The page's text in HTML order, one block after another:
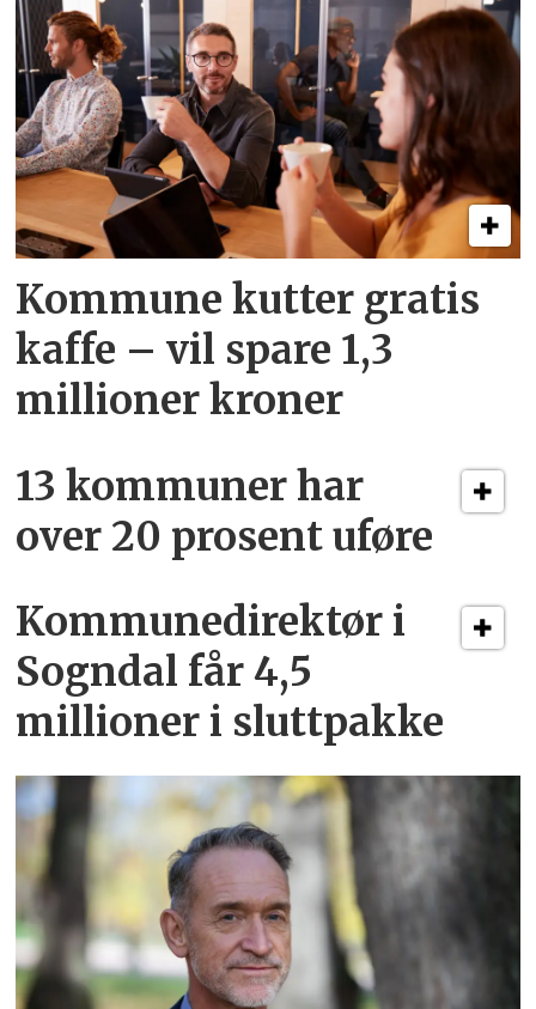
Kommune kutter gratis
kaffe – vil spare 1,3
millioner kroner
13 kommuner har
over 20 prosent uføre
Kommunedirektør i
Sogndal får 4,5
millioner i sluttpakke